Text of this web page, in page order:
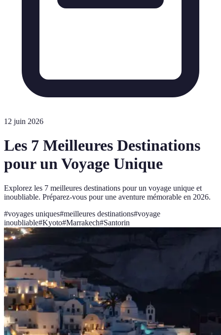
12 juin 2026
Les 7 Meilleures Destinations
pour un Voyage Unique
Explorez les 7 meilleures destinations pour un voyage unique et
inoubliable. Préparez-vous pour une aventure mémorable en 2026.
#voyages uniques#meilleures destinations#voyage
inoubliable#Kyoto#Marrakech#Santorin